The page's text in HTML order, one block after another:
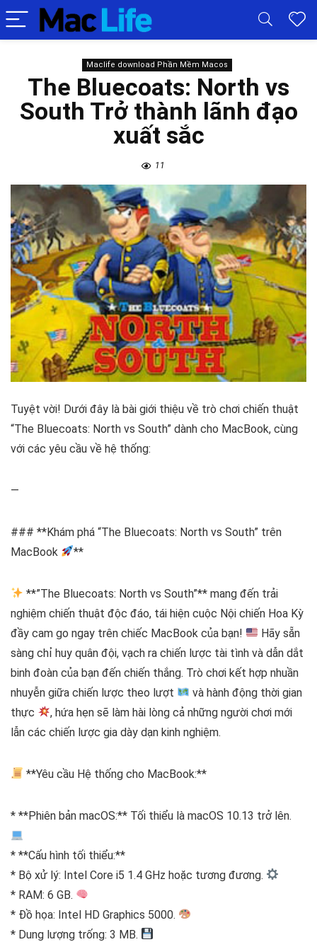
Maclife download Phần Mềm Macos
The Bluecoats: North vs
South Trở thành lãnh đạo
xuất sắc
11
Tuyệt vời! Dưới đây là bài giới thiệu về trò chơi chiến thuật
“The Bluecoats: North vs South” dành cho MacBook, cùng
với các yêu cầu về hệ thống:
—
### **Khám phá “The Bluecoats: North vs South” trên
MacBook
**
**”The Bluecoats: North vs South”** mang đến trải
nghiệm chiến thuật độc đáo, tái hiện cuộc Nội chiến Hoa Kỳ
đầy cam go ngay trên chiếc MacBook của bạn!
Hãy sẵn
sàng chỉ huy quân đội, vạch ra chiến lược tài tình và dẫn dắt
binh đoàn của bạn đến chiến thắng. Trò chơi kết hợp nhuần
nhuyễn giữa chiến lược theo lượt
và hành động thời gian
thực
, hứa hẹn sẽ làm hài lòng cả những người chơi mới
lẫn các chiến lược gia dày dạn kinh nghiệm.
**Yêu cầu Hệ thống cho MacBook:**
* **Phiên bản macOS:** Tối thiểu là macOS 10.13 trở lên.
* **Cấu hình tối thiểu:**
* Bộ xử lý: Intel Core i5 1.4 GHz hoặc tương đương.
* RAM: 6 GB.
* Đồ họa: Intel HD Graphics 5000.
* Dung lượng trống: 3 MB.